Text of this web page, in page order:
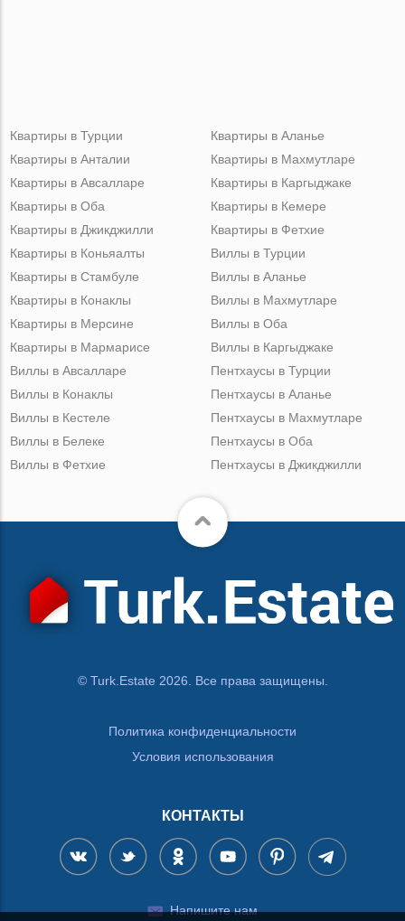
Квартиры в Турции
Квартиры в Анталии
Квартиры в Авсалларе
Квартиры в Оба
Квартиры в Джикджилли
Квартиры в Аланье
Квартиры в Махмутларе
Квартиры в Каргыджаке
Квартиры в Кемере
Квартиры в Фетхие
Квартиры в Коньяалты
Квартиры в Стамбуле
Квартиры в Конаклы
Квартиры в Мерсине
Квартиры в Мармарисе
Виллы в Турции
Виллы в Аланье
Виллы в Махмутларе
Виллы в Оба
Виллы в Каргыджаке
Виллы в Авсалларе
Виллы в Конаклы
Виллы в Кестеле
Виллы в Белеке
Виллы в Фетхие
Пентхаусы в Турции
Пентхаусы в Аланье
Пентхаусы в Махмутларе
Пентхаусы в Оба
Пентхаусы в Джикджилли
© Turk.Estate 2026. Все права защищены.
Политика конфиденциальности
Условия использования
КОНТАКТЫ
Напишите нам